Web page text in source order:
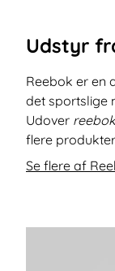
Udstyr
Reebok er en
det sportslige
Udover
flere
Se flere af